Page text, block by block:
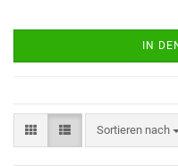
IN
Sortieren nach